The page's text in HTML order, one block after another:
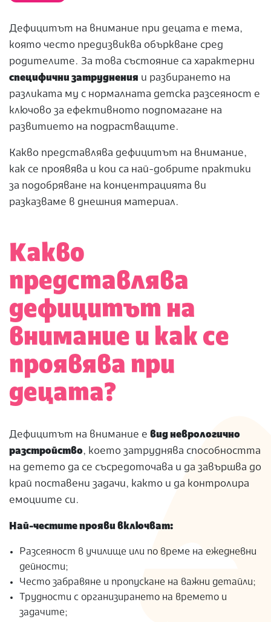
Дефицитът на внимание при децата е тема,
която често предизвиква объркване сред
родителите. За това състояние са характерни
специфични затруднения и разбирането на
разликата му с нормалната детска разсеяност е
ключово за ефективното подпомагане на
развитието на подрастващите.
Какво представлява дефицитът на внимание,
как се проявява и кои са най-добрите практики
за подобряване на концентрацията ви
разказваме в днешния материал.
Какво
представлява
дефицитът на
внимание и как се
проявява при
децата?
Дефицитът на внимание е вид неврологично
разстройство, което затруднява способността
на детето да се съсредоточава и да завършва до
край поставени задачи, както и да контролира
емоциите си.
Най-честите прояви включват:
Разсеяност в училище или по време на ежедневни
дейности;
Често забравяне и пропускане на важни детайли;
Трудности с организирането на времето и
задачите;